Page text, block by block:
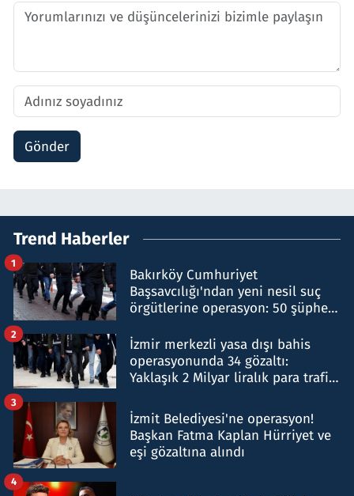
Gönder
Trend Haberler
Bakırköy Cumhuriyet
Başsavcılığı'ndan yeni nesil suç
örgütlerine operasyon: 50 şüpheli
1
İzmir merkezli yasa dışı bahis
operasyonunda 34 gözaltı:
Yaklaşık 2 Milyar liralık para trafiği
2
İzmit Belediyesi'ne operasyon!
Başkan Fatma Kaplan Hürriyet ve
eşi gözaltına alındı
3
4